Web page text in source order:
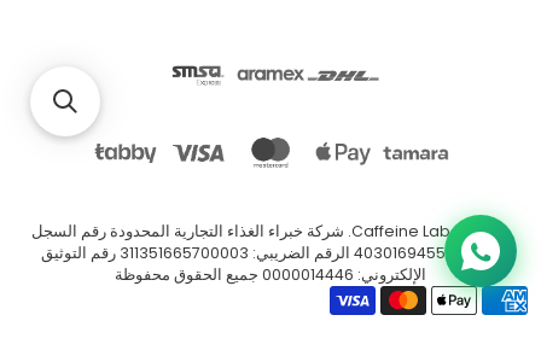
© 2026
Caffeine Lab
. شركة خبراء الغذاء التجارية المحدودة رقم السجل
التجاري: 4030169455 الرقم الضريبي: 311351665700003 رقم التوثيق
الإلكتروني: 0000014446 جميع الحقوق محفوظة